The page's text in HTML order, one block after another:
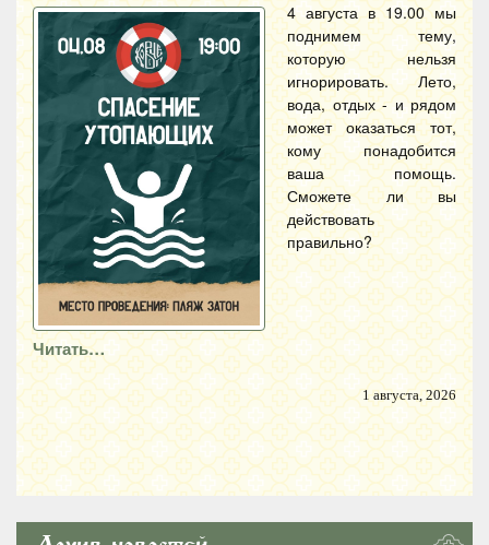
4 августа в 19.00 мы
поднимем тему,
которую нельзя
игнорировать. Лето,
вода, отдых - и рядом
может оказаться тот,
кому понадобится
ваша помощь.
Сможете ли вы
действовать
правильно?
Читать…
1 августа, 2026